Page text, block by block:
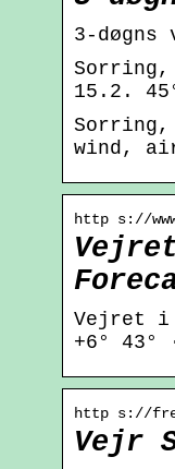
3-
15.2.
Sorring,
wind,
http s://
Vejret i
+6°
http s://
Vejr